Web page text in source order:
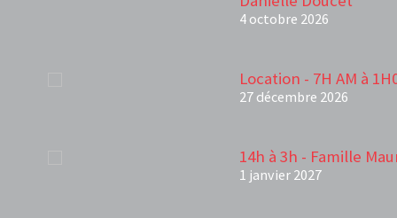
4 octobre 2026
Location - 7H AM à
27 décembre 2026
14h à 3h - Famille
1 janvier 2027